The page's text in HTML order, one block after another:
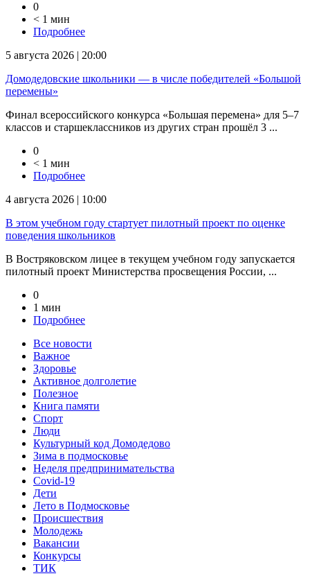
0
< 1 мин
Подробнее
5 августа 2026 | 20:00
Домодедовские школьники — в числе победителей «Большой
перемены»
Финал всероссийского конкурса «Большая перемена» для 5–7
классов и старшеклассников из других стран прошёл 3 ...
0
< 1 мин
Подробнее
4 августа 2026 | 10:00
В этом учебном году стартует пилотный проект по оценке
поведения школьников
В Востряковском лицее в текущем учебном году запускается
пилотный проект Министерства просвещения России, ...
0
1 мин
Подробнее
Все новости
Важное
Здоровье
Активное долголетие
Полезное
Книга памяти
Спорт
Люди
Культурный код Домодедово
Зима в подмосковье
Неделя предпринимательства
Covid-19
Дети
Лето в Подмосковье
Происшествия
Молодежь
Вакансии
Конкурсы
ТИК